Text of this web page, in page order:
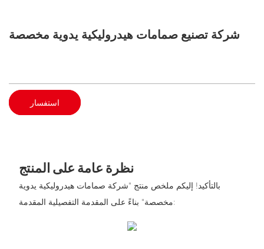
شركة تصنيع صمامات هيدروليكية يدوية مخصصة
استفسار
نظرة عامة على المنتج
بالتأكيد! إليكم ملخص منتج "شركة صمامات هيدروليكية يدوية
مخصصة" بناءً على المقدمة التفصيلية المقدمة: